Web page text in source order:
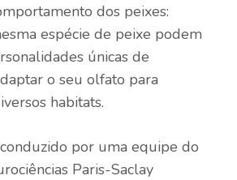
dos peixes:
espécie de peixe podem
únicas de
o seu olfato para
habitats.
por uma equipe do
Paris-Saclay